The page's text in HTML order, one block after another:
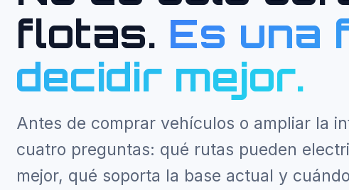
flotas. Es una
decidir mejor.
Antes de comprar vehículos o ampliar la
cuatro preguntas: qué rutas pueden
mejor, qué soporta la base actual y